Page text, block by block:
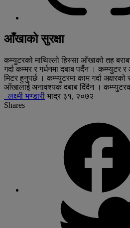
आँखाको सुरक्षा
कम्युटरको माथिल्लो हिस्सा आँखाको तह
गर्दा कम्मर र गर्धनमा दबाब पर्दैन । कम्प्युटर
मिटर हुनुपर्छ । कम्प्युटरमा काम गर्दा
आँखालाई अनावश्यक दबाब दिँदैन ।
–लक्ष्मी भण्डारी भाद्र ३१, २०७२
Shares